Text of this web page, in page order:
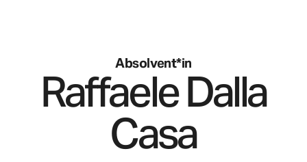
Absolvent*in
RaffaeleDalla
Casa